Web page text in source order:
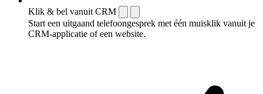
Klik & bel vanuit CRM
Start een uitgaand telefoongesprek met één muisklik vanuit je
CRM-applicatie of een website.